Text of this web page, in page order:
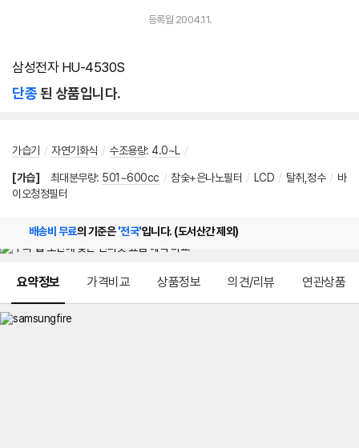
등록월 2004.11.
삼성전자 HU-4530S
단종된 상품입니다.
가습기 / 자연기화식 / 수조용량: 4.0~L /
[가습] 최대분무량: 501~600cc / 참숯+은나노필터 / LCD / 탈취,정수 / 바
이오청정필터
배송비 무료의 기준은'전국'입니다. (도서산간 제외)
요약정보 가격비교 상품정보 의견/리뷰 연관상품